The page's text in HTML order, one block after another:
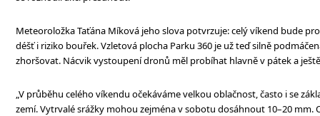
Meteoroložka Taťána Míková jeho slova potvrzuje: celý víkend bude
déšť i riziko bouřek. Vzletová plocha Parku 360 je už teď silně
zhoršovat. Nácvik vystoupení dronů měl probíhat hlavně v pátek a
„V průběhu celého víkendu očekáváme velkou oblačnost, často i se
zemí. Vytrvalé srážky mohou zejména v sobotu dosáhnout 10–20 mm.